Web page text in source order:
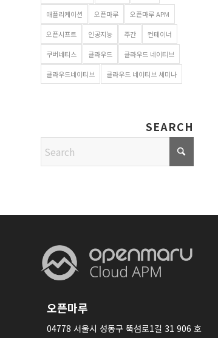
애플리케이션 오픈마루 오픈마루 APM
오픈시프트 인공지능 주간 컨테이너
쿠버네티스 클라우드 클라우드 네이티브
클라우드네이티브 클라우드 네이티브 세미나
SEARCH
오픈마루
04778 서울시 성동구 뚝섬로1길 31 906 호